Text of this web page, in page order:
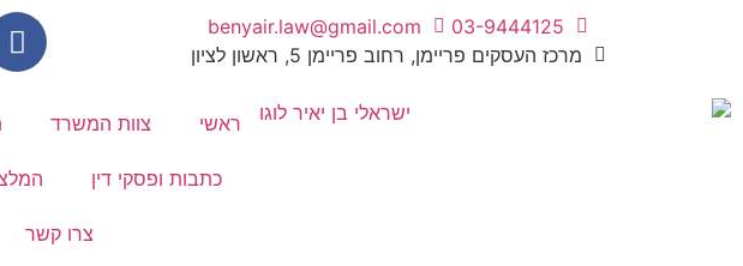
03-9444125
benyair.law@gmail.com
מרכז העסקים פריימן, רחוב פריימן 5, ראשון לציון
ראשי צוות המשרד
כתבות ופסקי דין
צרו קשר